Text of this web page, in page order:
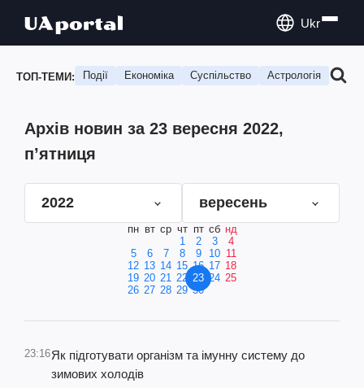
Ukr
ТОП-ТЕМИ: Події Економіка Суспільство Астрологія
Архів новин за 23 вересня 2022,
п’ятниця
2022 вересень
пн вт ср чт пт сб нд
1
2 3
4
5
6 7 8 9 10 11
12 13 14 15 16 17 18
19 20 21 22 23 24 25
26 27 28 29 30
23:16Як підготувати організм та імунну систему до
зимових холодів